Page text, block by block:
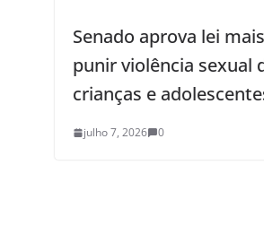
Senado aprova lei mais
punir violência sexual
crianças e adolescentes
julho 7, 2026 0